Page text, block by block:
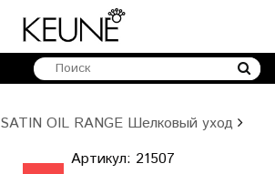
SATIN OIL RANGE Шелковый уход
Артикул: 21507